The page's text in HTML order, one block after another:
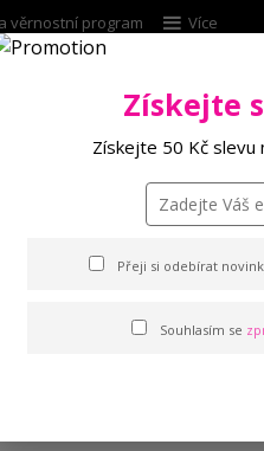
věrnostní program
Více
Punčochové zboží
Cora riflové džegíny v
v
Získejte
Získejte 50 Kč slevu
Přeji si odebírat
Souhlasím se